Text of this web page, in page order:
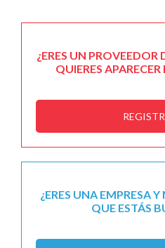
¿ERES UN PROVEEDOR
QUIERES
¿ERES UNA EMPRESA
QUE ESTÁS